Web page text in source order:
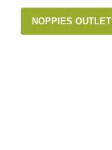
NOPPIES OUTLET